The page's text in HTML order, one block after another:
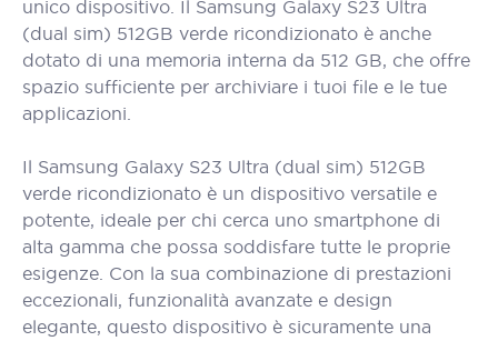
unico dispositivo. Il Samsung Galaxy S23 Ultra
(dual sim) 512GB verde ricondizionato è anche
dotato di una memoria interna da 512 GB, che offre
spazio sufficiente per archiviare i tuoi file e le tue
applicazioni.
Il Samsung Galaxy S23 Ultra (dual sim) 512GB
verde ricondizionato è un dispositivo versatile e
potente, ideale per chi cerca uno smartphone di
alta gamma che possa soddisfare tutte le proprie
esigenze. Con la sua combinazione di prestazioni
eccezionali, funzionalità avanzate e design
elegante, questo dispositivo è sicuramente una